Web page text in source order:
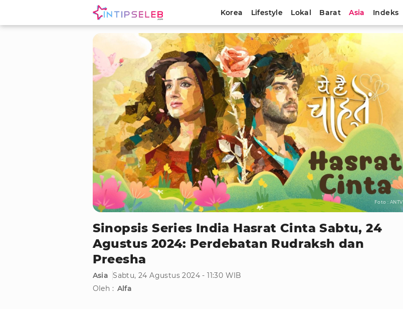
Korea Lifestyle Lokal Barat Asia Indeks
Foto : ANTV
Sinopsis Series India Hasrat Cinta Sabtu, 24
Agustus 2024: Perdebatan Rudraksh dan
Preesha
Asia Sabtu, 24 Agustus 2024 - 11:30 WIB
Oleh : Alfa